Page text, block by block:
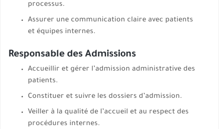
processus.
Assurer une communication claire avec patients
et équipes internes.
Responsable des Admissions
Accueillir et gérer l’admission administrative des
patients.
Constituer et suivre les dossiers d’admission.
Veiller à la qualité de l’accueil et au respect des
procédures internes.